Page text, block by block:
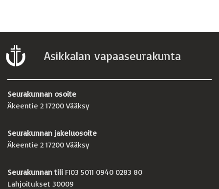
Asikkalan vapaaseurakunta
Seurakunnan osoite
Äkeentie 2 17200 Vääksy
Seurakunnan jakeluosoite
Äkeentie 2 17200 Vääksy
Seurakunnan tili FI03 5011 0940 0283 80
Lahjoitukset 30009